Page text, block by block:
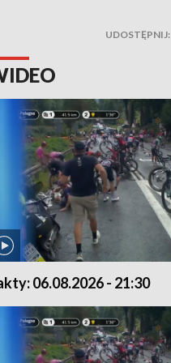
UDOSTĘPNIJ:
06.08.2026 - 21:30